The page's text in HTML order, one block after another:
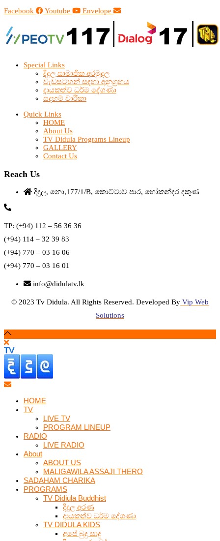
Facebook
Youtube Envelope
Special Links
දිදුල සාමාජික අරමුදල
වැඩසටහන් සඳහා අනුග්‍රහය
දායකත්ව ධර්ම දේශණා
සදහම් චාරිකා
Quick Links
HOME
About Us
TV Didula Programs Lineup
GALLERY
Contact Us
Reach Us
දිදුල, නො,177/1/B, කොට්ටාව පාර, හෝකන්දර දකුණ
TP: (+94) 112 – 56 36 36
(+94) 114 – 32 39 83
(+94) 770 – 03 16 06
(+94) 770 – 03 16 01
info@didulatv.lk
© 2023 Tv Didula. All Rights Reserved. Developed By Vip Web
Solutions
HOME
TV
LIVE TV
PROGRAM LINEUP
RADIO
LIVE RADIO
About
ABOUT US
MALIGAWILA ASSAJI THERO
SADAHAM CHARIKA
PROGRAMS
TV Didiula Buddhist
දිදුල අරණ
දායකත්ව ධර්ම දේශණා
TV DIDULA KIDS
අපේ බුදු සාදු